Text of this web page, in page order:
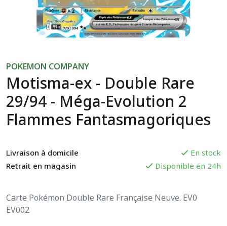
Motisma-ex - Double Rare
29/94 - Méga-Evolution 2
Flammes Fantasmagoriques
POKEMON COMPANY
Livraison à domicile
En stock
Retrait en magasin
Disponible en 24h
Carte Pokémon Double Rare Française Neuve. EV0
EV002